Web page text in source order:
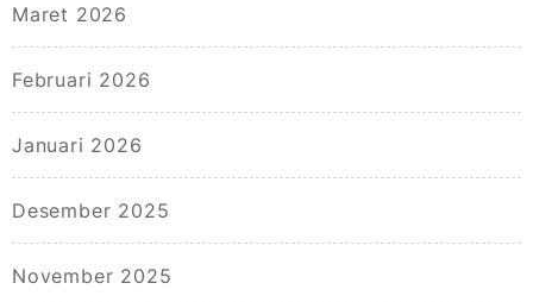
Maret 2026
Februari 2026
Januari 2026
Desember 2025
November 2025